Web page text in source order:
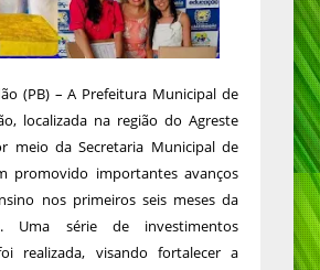
(PB) – A Prefeitura Municipal de
localizada na região do Agreste
meio da Secretaria Municipal de
promovido importantes avanços
nos primeiros seis meses da
Uma série de investimentos
realizada, visando fortalecer a